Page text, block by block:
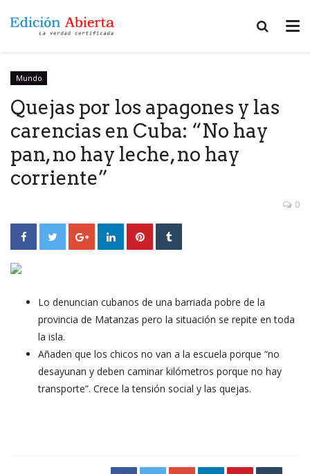
Mundo
Quejas por los apagones y las
carencias en Cuba: “No hay
pan, no hay leche, no hay
corriente”
0
Lo denuncian cubanos de una barriada pobre de la
provincia de Matanzas pero la situación se repite en toda
la isla.
Añaden que los chicos no van a la escuela porque “no
desayunan y deben caminar kilómetros porque no hay
transporte”. Crece la tensión social y las quejas.